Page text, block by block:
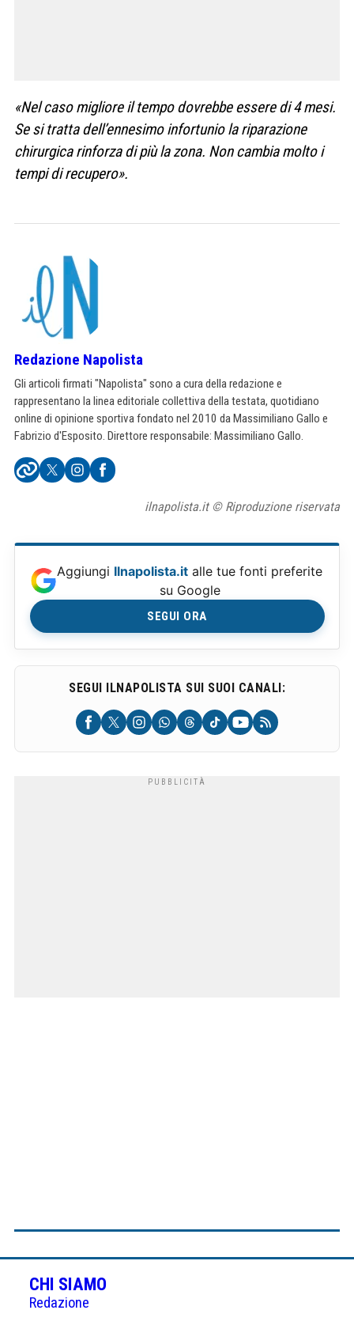
«Nel caso migliore il tempo dovrebbe essere di 4 mesi.
Se si tratta dell’ennesimo infortunio la riparazione
chirurgica rinforza di più la zona. Non cambia molto i
tempi di recupero».
Redazione Napolista
Gli articoli firmati "Napolista" sono a cura della redazione e
rappresentano la linea editoriale collettiva della testata, quotidiano
online di opinione sportiva fondato nel 2010 da Massimiliano Gallo e
Fabrizio d'Esposito. Direttore responsabile: Massimiliano Gallo.
ilnapolista.it © Riproduzione riservata
Aggiungi Ilnapolista.it alle tue fonti preferite
su Google
SEGUI ORA
SEGUI ILNAPOLISTA SUI SUOI CANALI:
CHI SIAMO
Redazione